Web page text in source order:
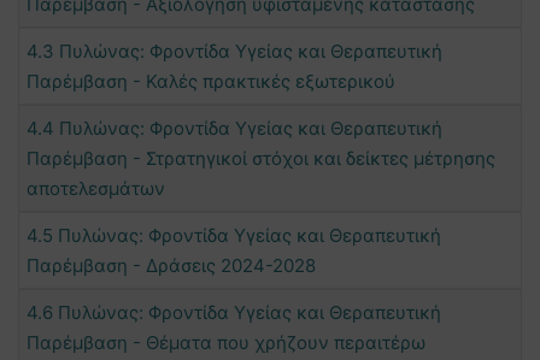
4.3 Πυλώνας: Φροντίδα Υγείας και Θεραπευτική
Παρέμβαση - Καλές πρακτικές εξωτερικού
4.4 Πυλώνας: Φροντίδα Υγείας και Θεραπευτική
Παρέμβαση - Στρατηγικοί στόχοι και δείκτες μέτρησης
αποτελεσμάτων
4.5 Πυλώνας: Φροντίδα Υγείας και Θεραπευτική
Παρέμβαση - Δράσεις 2024-2028
4.6 Πυλώνας: Φροντίδα Υγείας και Θεραπευτική
Παρέμβαση - Θέματα που χρήζουν περαιτέρω